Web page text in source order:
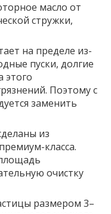
масло от
стружки,
на пределе из-
пуски, долгие
этого
Поэтому с
заменить
из
класса.
очистку
размером 3–